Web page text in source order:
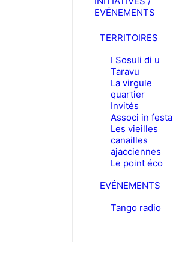
EVÉNEMENTS
TERRITOIRES
I Sosuli di u
Taravu
La virgule
quartier
Invités
Associ in festa
Les vieilles
canailles
ajacciennes
Le point éco
EVÉNEMENTS
Tango radio